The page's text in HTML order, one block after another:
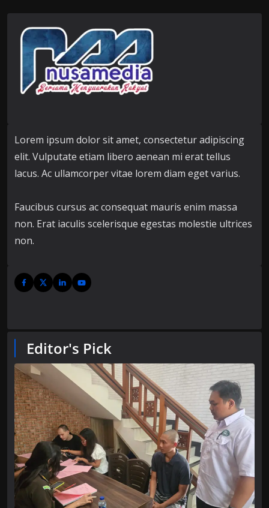
Lorem ipsum dolor sit amet, consectetur adipiscing
elit. Vulputate etiam libero aenean mi erat tellus
lacus. Ac ullamcorper vitae lorem diam eget varius.
Faucibus cursus ac consequat mauris enim massa
non. Erat iaculis scelerisque egestas molestie ultrices
non.
Editor's Pick